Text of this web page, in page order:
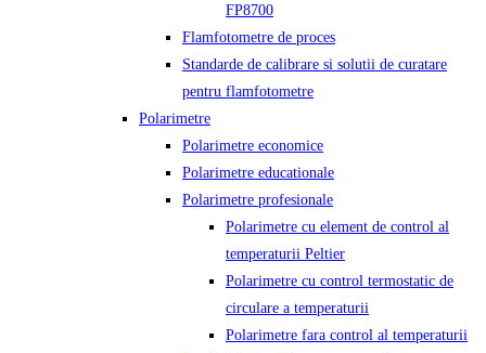
FP8700
Flamfotometre de proces
Standarde de calibrare si solutii de curatare
pentru flamfotometre
Polarimetre
Polarimetre economice
Polarimetre educationale
Polarimetre profesionale
Polarimetre cu element de control al
temperaturii Peltier
Polarimetre cu control termostatic de
circulare a temperaturii
Polarimetre fara control al temperaturii